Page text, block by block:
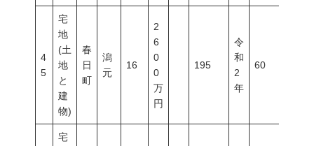
4
5
宅
地
(土
地
と
建
物)
春
日
町
潟
元
16
2
6
0
0
万
円
195
令
和
2
年
60
宅